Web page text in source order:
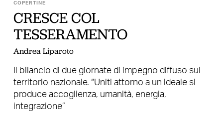
COPERTINE
CRESCE COL
TESSERAMENTO
Andrea Liparoto
Il bilancio di due giornate di impegno diffuso sul
territorio nazionale. “Uniti attorno a un ideale si
produce accoglienza, umanità, energia,
integrazione”